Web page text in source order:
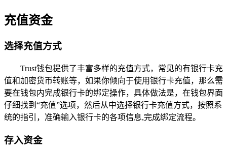
充值资金
选择充值方式
Trust钱包提供了丰富多样的充值方式，常见的有银行卡充
值和加密货币转账等，如果你倾向于使用银行卡充值，那么需
要在钱包内完成银行卡的绑定操作，具体做法是，在钱包界面
仔细找到“充值”选项，然后从中选择银行卡充值方式，按照系
统的指引，准确输入银行卡的各项信息,完成绑定流程。
存入资金